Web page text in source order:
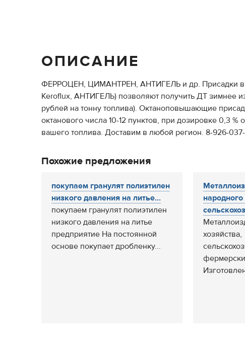
ОПИСАНИЕ
ФЕРРОЦЕН, ЦИМАНТРЕН, АНТИГЕЛЬ и др. Присадки в
Keroflux, АНТИГЕЛЬ) позволяют получить ДТ зимнее
рублей на тонну топлива). Октаноповышающие
октанового числа 10-12 пунктов, при дозировке
вашего топлива. Доставим в любой регион. 8-926-
Похожие предложения
покупаем гранулят полиэтилен
низкого давления на литье...
покупаем гранулят полиэтилен
низкого давления на литье
предприятие На постоянной
основе покупает дробленку...
народного
хозяйства,